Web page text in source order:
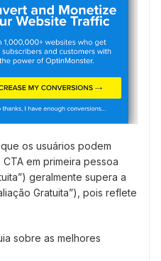
os usuários podem
em primeira pessoa
geralmente supera a
Gratuita”), pois reflete
sobre as melhores